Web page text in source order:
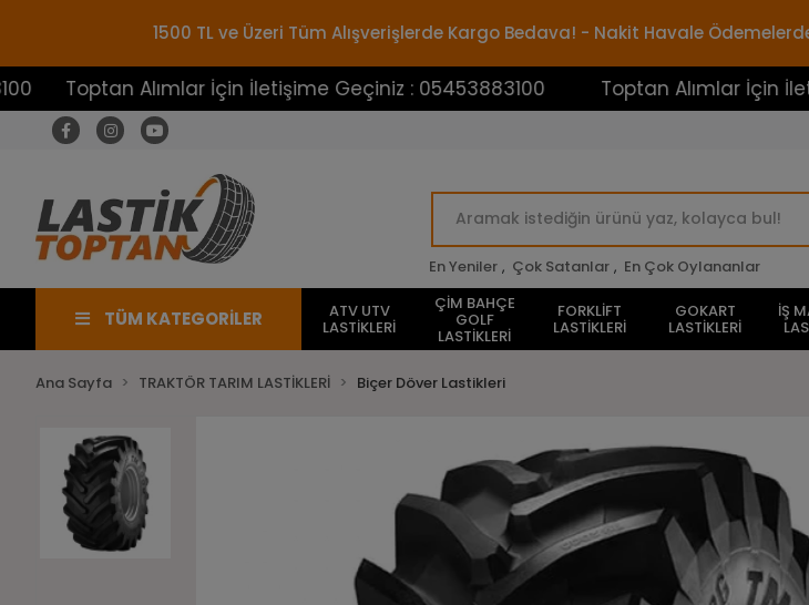
1500 TL ve Üzeri Tüm Alışverişlerde Kargo Bedava! - Nakit Havale
Alımlar İçin İletişime Geçiniz : 05453883100 Toptan Alımlar İçin İletişime
En Yeniler , Çok Satanlar , En Çok Oylananlar
TÜM KATEGORİLER ATV UTV
LASTİKLERİ
ÇİM BAHÇE
GOLF
LASTİKLERİ
FORKLİFT
LASTİKLERİ
GOKART
LASTİKLERİ
İŞ
Ana Sayfa TRAKTÖR TARIM LASTİKLERİ Biçer Döver Lastikleri